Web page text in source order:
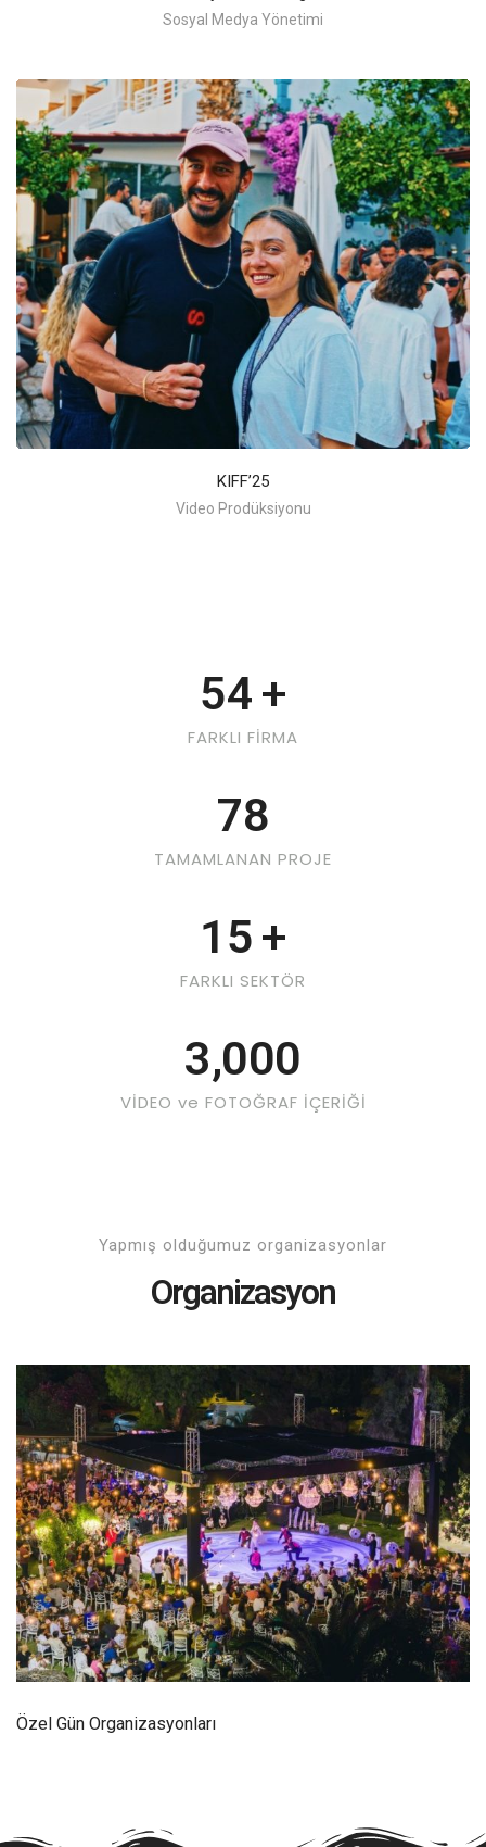
Sosyal Medya Yönetimi
KIFF’25
Video Prodüksiyonu
FARKLI FİRMA
54 +
TAMAMLANAN PROJE
78
FARKLI SEKTÖR
15 +
VİDEO ve FOTOĞRAF İÇERİĞİ
3,000
Yapmış olduğumuz organizasyonlar
Organizasyon
Özel Gün Organizasyonları